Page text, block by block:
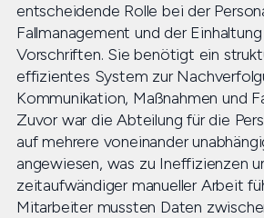
entscheidende Rolle bei der
Fallmanagement und der
Vorschriften. Sie benötigt ein
effizientes System zur
Kommunikation, Maßnahmen und
Zuvor war die Abteilung für die
auf mehrere voneinander
angewiesen, was zu Ineffizienzen
zeitaufwändiger manueller Arbeit
Mitarbeiter mussten Daten